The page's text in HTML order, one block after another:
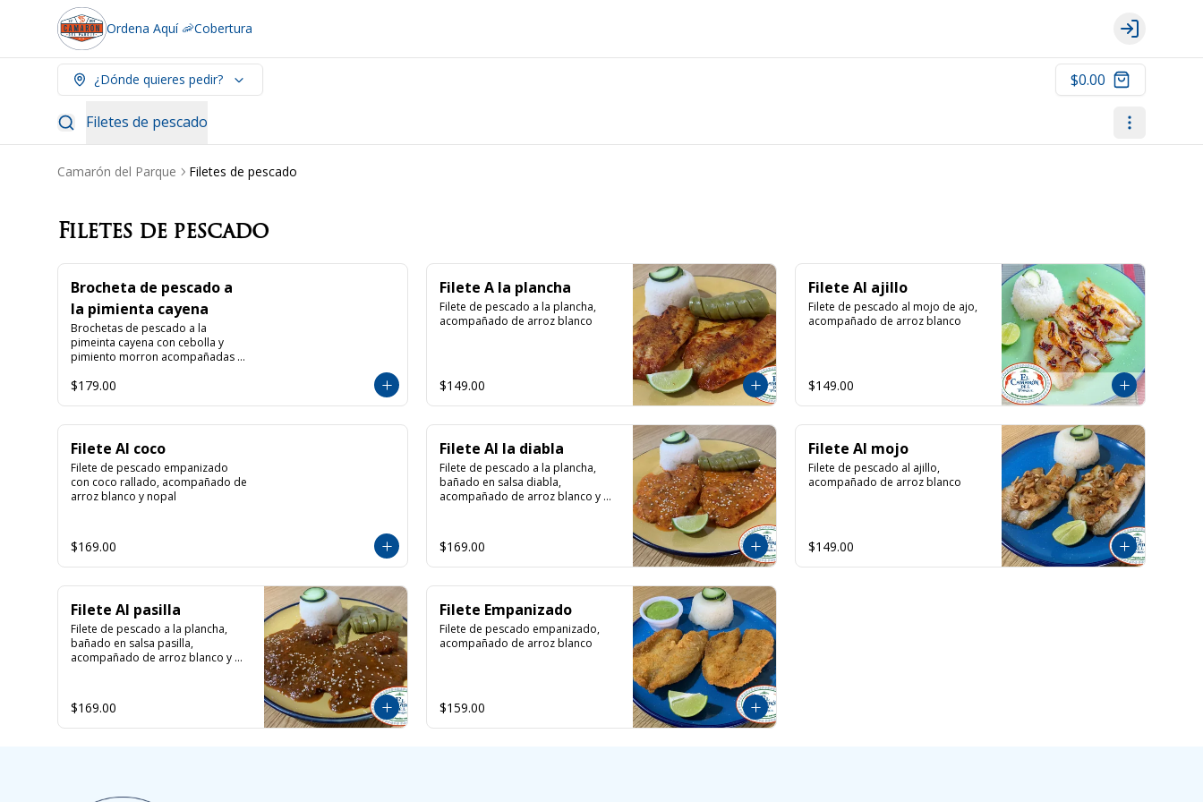
Ordena Aquí 🦐Cobertura Login
¿Dónde quieres pedir? $0.00
Filetes de pescado
Camarón del Parque Filetes de pescado
Filetes de pescado
Brocheta de pescado a
la pimienta cayena
Brochetas de pescado a la
pimeinta cayena con cebolla y
pimiento morron acompañadas
$179.00
Filete A la plancha
Filete de pescado a la plancha,
acompañado de arroz blanco
$149.00
Filete Al ajillo
Filete de pescado al mojo de ajo,
acompañado de arroz blanco
$149.00
Filete Al coco
Filete de pescado empanizado
con coco rallado, acompañado de
arroz blanco y nopal
$169.00
Filete Al la diabla
Filete de pescado a la plancha,
bañado en salsa diabla,
acompañado de arroz blanco y
$169.00
Filete Al mojo
Filete de pescado al ajillo,
acompañado de arroz blanco
$149.00
Filete Al pasilla
Filete de pescado a la plancha,
bañado en salsa pasilla,
acompañado de arroz blanco y
$169.00
Filete Empanizado
Filete de pescado empanizado,
acompañado de arroz blanco
$159.00